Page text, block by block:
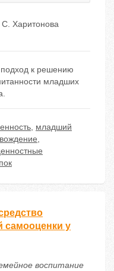
Харитонова
подход к решению
младших
, младший
,
самооценки у
воспитание